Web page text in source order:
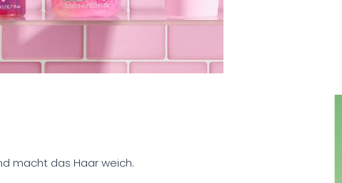
macht das Haar weich.